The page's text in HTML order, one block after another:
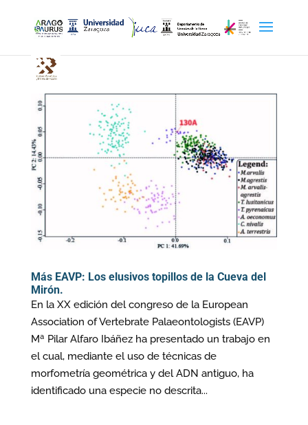
Más EAVP: Los elusivos topillos de la Cueva del
Mirón.
En la XX edición del congreso de la European
Association of Vertebrate Palaeontologists (EAVP)
Mª Pilar Alfaro Ibáñez ha presentado un trabajo en
el cual, mediante el uso de técnicas de
morfometría geométrica y del ADN antiguo, ha
identificado una especie no descrita...